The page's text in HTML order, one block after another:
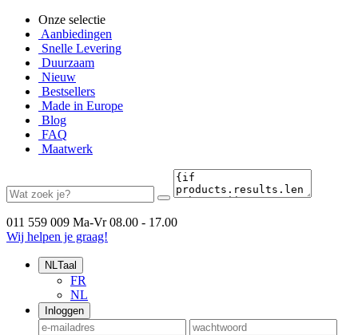
Onze selectie
Aanbiedingen
Snelle Levering
Duurzaam
Nieuw
Bestsellers
Made in Europe
Blog
FAQ
Maatwerk
011 559 009 Ma-Vr 08.00 - 17.00
Wij helpen je graag!
NLTaal
FR
NL
Inloggen